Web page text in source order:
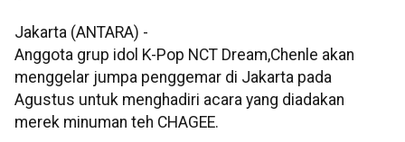
Jakarta (ANTARA) -
Anggota grup idol K-Pop NCT Dream,Chenle akan
menggelar jumpa penggemar di Jakarta pada
Agustus untuk menghadiri acara yang diadakan
merek minuman teh CHAGEE.